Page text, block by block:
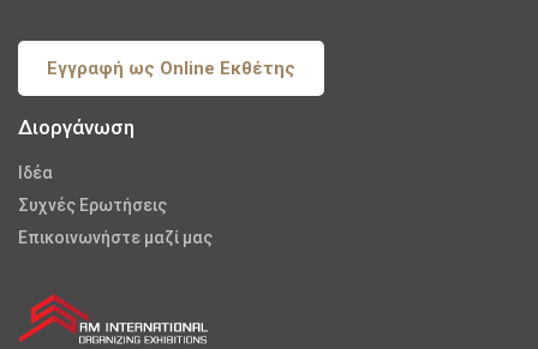
Εγγραφή ως Online Εκθέτης
Διοργάνωση
Iδέα
Συχνές Ερωτήσεις
Επικοινωνήστε μαζί μας